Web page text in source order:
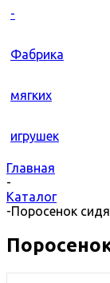
Главная
-
Каталог
-Поросенок